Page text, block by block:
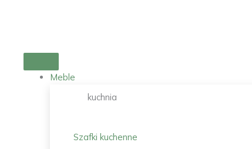
Meble
kuchnia
Szafki kuchenne